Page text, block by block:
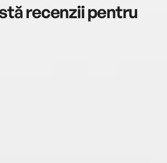
recenzii pentru